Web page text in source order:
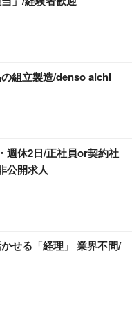
組立製造/denso aichi
週休2日/正社員or契約社
公開求人
せる「経理」 業界不問/